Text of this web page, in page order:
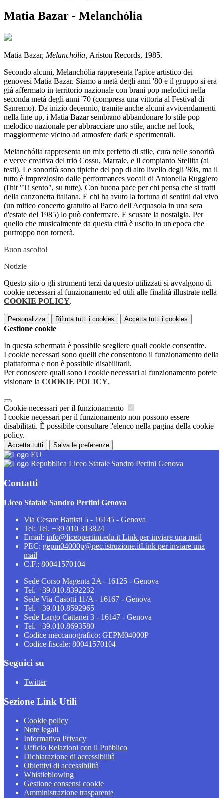
Matia Bazar - Melanchólia
Matia Bazar, Melanchólia, Ariston Records, 1985.
Secondo alcuni, Melanchólia rappresenta l'apice artistico dei
genovesi Matia Bazar. Siamo a metà degli anni '80 e il gruppo si era
già affermato in territorio nazionale con brani pop melodici nella
seconda metà degli anni '70 (compresa una vittoria al Festival di
Sanremo). Da inizio decennio, tramite anche alcuni avvicendamenti
nella line up, i Matia Bazar sembrano abbandonare lo stile pop
melodico nazionale per abbracciare uno stile, anche nel look,
maggiormente vicino ad atmosfere dark e sperimentali.
Melanchólia rappresenta un mix perfetto di stile, cura nelle sonorità
e verve creativa del trio Cossu, Marrale, e il compianto Stellita (ai
testi). Le sonorità sono tipiche del pop di alto livello degli '80s, ma il
tutto è impreziosito dalle performances vocali di Antonella Ruggiero
(l'hit "Ti sento", su tutte). Con buona pace per chi pensa che si tratti
della canzonetta italiana. E chi ha avuto la fortuna di sentirli dal vivo
(un mitico concerto gratuito al Parco dell'Acquasola in una sera
d'estate del 1985) lo può confermare. E scusate la nostalgia. Per
quello che musicalmente da questa città è uscito in un'epoca che
purtroppo non tornerà.
Buon ascolto!
Notizie
Questo sito o gli strumenti terzi da questo utilizzati si avvalgono di
cookie necessari al funzionamento ed utili alle finalità illustrate nella
COOKIE POLICY.
Personalizza Rifiuta tutti i cookies Accetta tutti i cookies
Gestione cookie
In questa schermata è possibile scegliere quali cookie consentire.
I cookie necessari sono quelli che consentono il funzionamento della
piattaforma e non è possibile disabilitarli.
Per conoscere quali sono i cookie necessari al funzionamento potete
visionare la COOKIE POLICY.
Cookie necessari per il funzionamento
I cookie necessari per il funzionamento non possono essere
disabilitati. È possibile consultare l'elenco nella pagina della cookie
policy.
Accetta tutti Salva le preferenze
Liceo Statale Sandro Pertini Genova
Contatti
Liceo Statale Sandro Pertini Genova
Via Cesare Battisti 5 - 16145 - Genova
Tel: Tel. +39 010 313824
Email: info@liceopertini.edu.it Link per inviare una mail
PEC: gepm04000p@pec.istruzione.itLink per inviare una
mail
C.F.: 80041570104
Sede Corso Magenta 2A - 16125 - Genova
Tel. +39.010.8392232
Sede Via Casotti 11/A - 16167 - Genova
Tel. +39.010.8592965
Sede Largo Cattanei 3 - 16147 - Genova
Tel. +39.010.8693580
Codice meccanografico: GEPM04000P
Codice fiscale: 80041570104
Seguici su
Twitter
Sezione Link Utili
Cookie policy
Note legali
Informativa Privacy
Ufficio Relazioni con il Pubblico
Dichiarazione di accessibilità
Obiettivi di accessibilità
Whistleblowing
Gestione consensi cookie
Amministrazione trasparente